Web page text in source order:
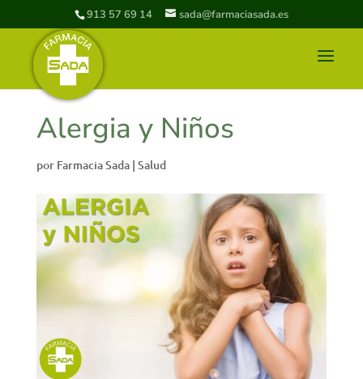
913 57 69 14 sada@farmaciasada.es
Alergia y Niños
por Farmacia Sada| Salud